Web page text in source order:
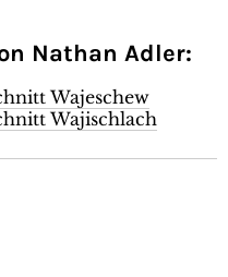
Nathan Adler:
Wajeschew
Wajischlach